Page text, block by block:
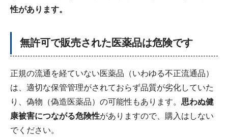
性があります。
無許可で販売された医薬品は危険です
正規の流通を経ていない医薬品（いわゆる不正流通品）
は、適切な保管管理がされておらず品質が劣化していた
り、偽物（偽造医薬品）の可能性もあります。 思わぬ健
康被害につながる危険性がありますので、購入はしない
でください。